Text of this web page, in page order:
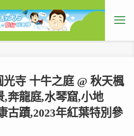
寺 十牛之庭 @ 秋天楓
,奔龍庭,水琴窟,小地
古蹟,2023年紅葉特別參